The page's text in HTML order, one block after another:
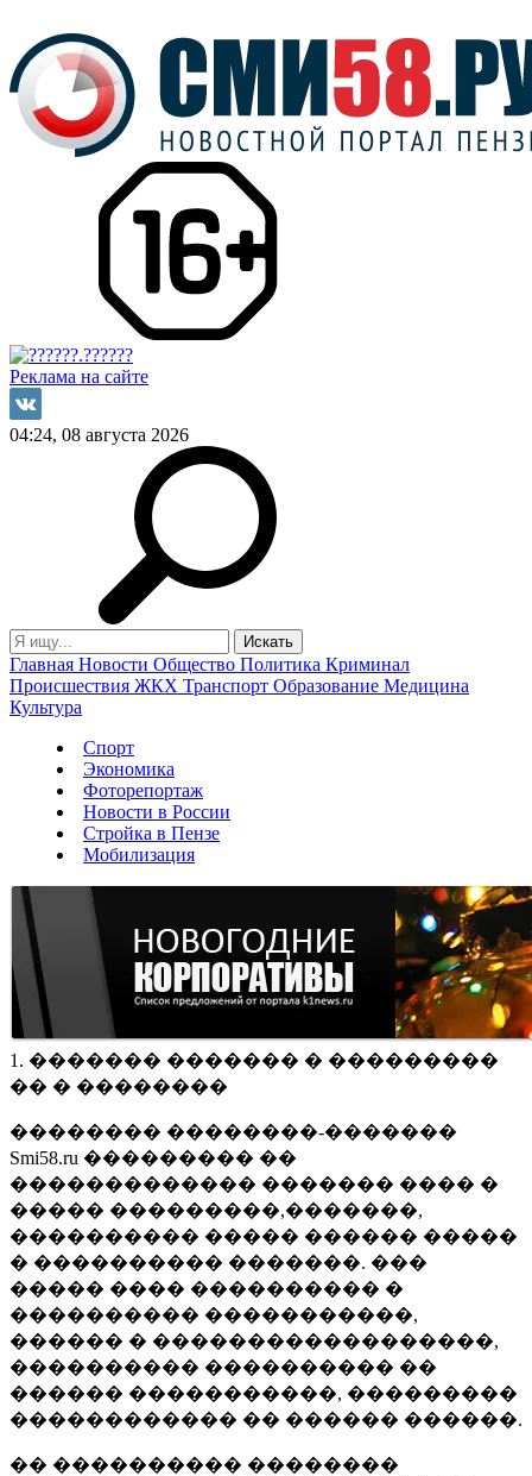
Реклама на сайте
04:24, 08 августа 2026
Главная Новости Общество Политика Криминал
Происшествия ЖКХ Транспорт Образование Медицина
Культура
Спорт
Экономика
Фоторепортаж
Новости в России
Стройка в Пензе
Мобилизация
1. ������� ������� � ���������
�� � ��������
�������� ��������-�������
Smi58.ru ��������� ��
������������� ������� ���� �
����� ���������,�������,
���������� ����� ������ �����
� ���������� �������. ���
����� ���� ���������� �
���������� �����������,
������ � ������������������,
���������� ���������� ��
������ �����������, ���������
������������ �� ������ ������.
�� ���������� ��������